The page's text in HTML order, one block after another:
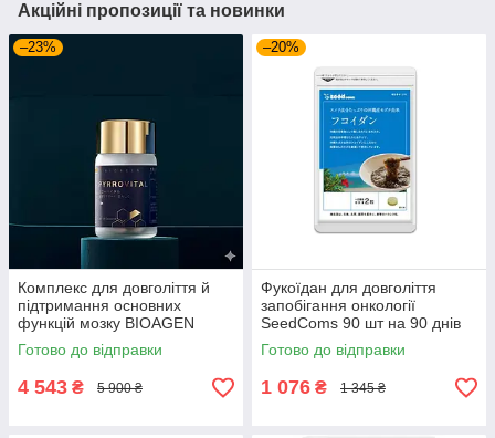
Акційні пропозиції та новинки
–23%
Комплекс для довголіття й
підтримання основних
функцій мозку BIOAGEN
PYRROVITAL NMN 60 капсул
на 30 днів приймання
Готово до відправки
4 543 ₴ 5 900 ₴
–20%
Фукоїдан для довголіття
запобігання онкології
SeedComs 90 шт на 90 днів
Готово до відправки
1 076 ₴ 1 345 ₴